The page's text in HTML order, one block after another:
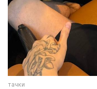
тачки